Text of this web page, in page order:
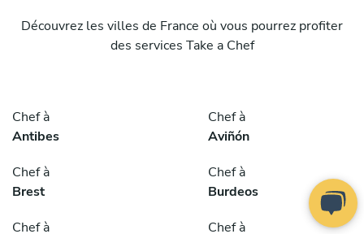
Découvrez les villes de France où vous pourrez profiter
des services Take a Chef
Chef à
Antibes
Chef à
Aviñón
Chef à
Brest
Chef à
Burdeos
Chef à
Chef à